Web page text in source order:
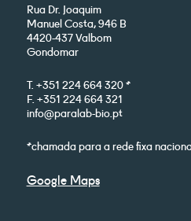
Rua Dr. Joaquim
Manuel Costa, 946 B
4420-437 Valbom
Gondomar
T. +351 224 664 320 *
F. +351 224 664 321
info@paralab-bio.pt
*chamada para a rede fixa
Google Maps